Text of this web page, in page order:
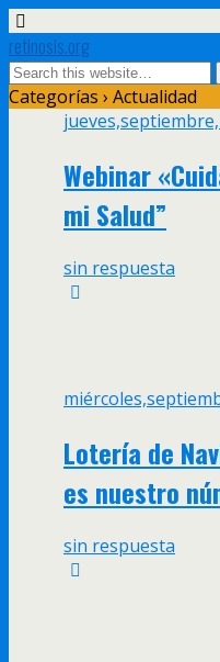
retinosis.org
Categorías › Actualidad
Webinar
mi Salud”
sin respuesta
Lotería de
es nuestro
sin respuesta